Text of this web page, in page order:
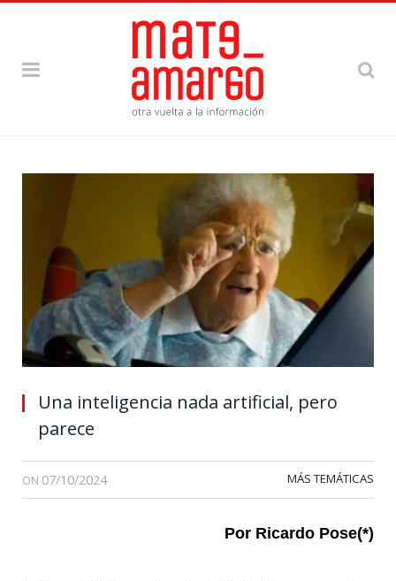
Una inteligencia nada artificial, pero
parece
ON 07/10/2024 MÁS TEMÁTICAS
Por Ricardo Pose(*)